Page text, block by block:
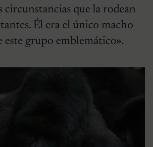
circunstancias que la rodean
Él era el único macho
este grupo emblemático».